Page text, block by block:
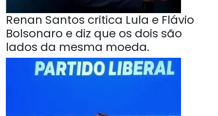
Renan Santos critica Lula e Flávio
Bolsonaro e diz que os dois são
lados da mesma moeda.